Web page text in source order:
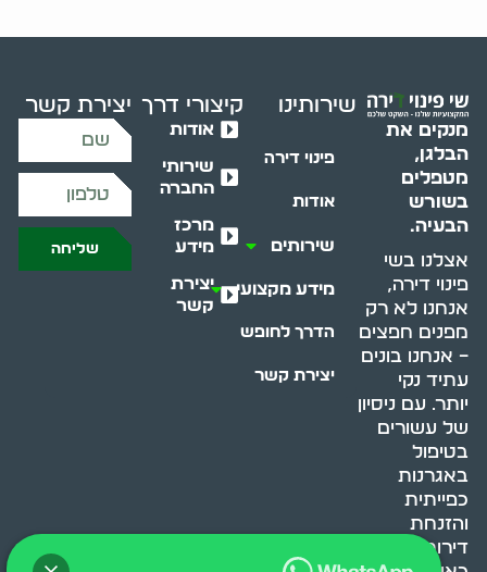
מנקים את
הבלגן,
מטפלים
בשורש
הבעיה.
אצלנו בשי
פינוי דירה,
אנחנו לא רק
מפנים חפצים
– אנחנו בונים
עתיד נקי
יותר. עם ניסיון
של עשורים
בטיפול
באגרנות
כפייתית
והזנחת
דירות, אנחנו
שירותינו
פינוי דירה
אודות
שירותים
מידע מקצועי
הדרך לחופש
יצירת קשר
קיצורי דרך
אודות
שירותי
החברה
מרכז
מידע
יצירת
קשר
יצירת קשר
שליחה